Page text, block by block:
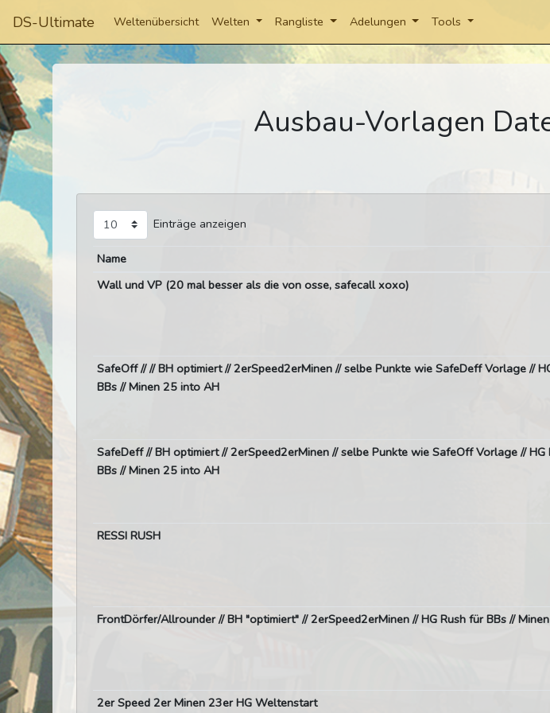
DS-Ultimate Weltenübersicht Welten Rangliste Adelungen Tools
Ausbau-Vorlagen
Einträge anzeigen
Name
Wall und VP (20 mal besser als die von osse, safecall xoxo)
SafeOff // // BH optimiert // 2erSpeed2erMinen // selbe Punkte wie SafeDeff Vorlage //
BBs // Minen 25 into AH
SafeDeff // BH optimiert // 2erSpeed2erMinen // selbe Punkte wie SafeOff Vorlage // HG
BBs // Minen 25 into AH
RESSI RUSH
FrontDörfer/Allrounder // BH "optimiert" // 2erSpeed2erMinen // HG Rush für BBs //
2er Speed 2er Minen 23er HG Weltenstart